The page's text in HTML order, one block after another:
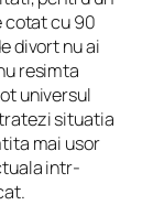
cotat cu 90
divort nu ai
resimta
universul
situatia
mai usor
intr-